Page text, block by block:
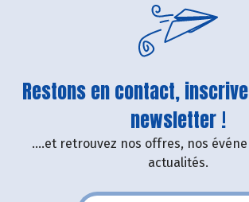
Restons en contact,
newsletter !
....et retrouvez nos offres, nos
actualités.